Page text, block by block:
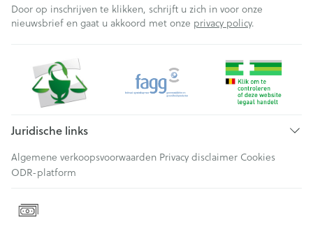
Door op inschrijven te klikken, schrijft u zich in voor onze
nieuwsbrief en gaat u akkoord met onze privacy policy.
Juridische links
Algemene verkoopsvoorwaarden Privacy disclaimer Cookies
ODR-platform